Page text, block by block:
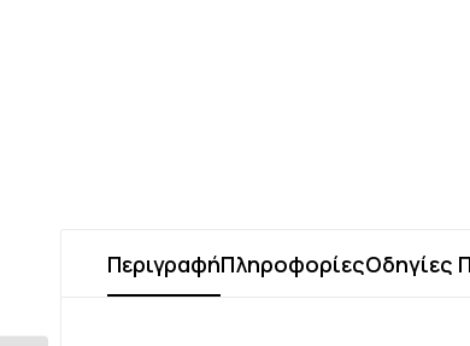
ΠεριγραφήΠληροφορίεςΟδηγίες